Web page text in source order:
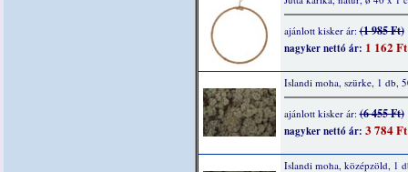
ajánlott kisker ár:(1 985 Ft)
nagyker nettó ár: 1 162 Ft
Islandi moha, szürke, 1 db,
ajánlott kisker ár:(6 455 Ft)
nagyker nettó ár: 3 784 Ft
Islandi moha, középzöld, 1